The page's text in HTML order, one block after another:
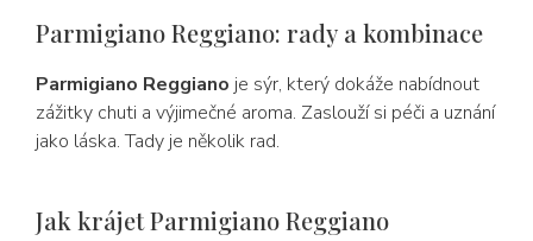
Parmigiano Reggiano: rady a kombinace
Parmigiano Reggiano je sýr, který dokáže nabídnout
zážitky chuti a výjimečné aroma. Zaslouží si péči a uznání
jako láska. Tady je několik rad.
Jak krájet Parmigiano Reggiano